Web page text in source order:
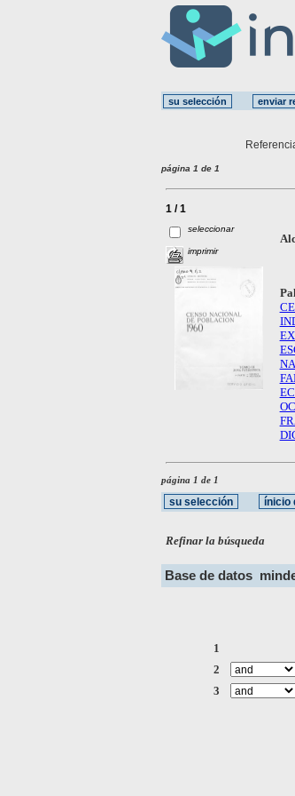
página 1 de 1
1 / 1
seleccionar
imprimir
página 1 de 1
Refinar la búsqueda
Base de datos
1
2
3